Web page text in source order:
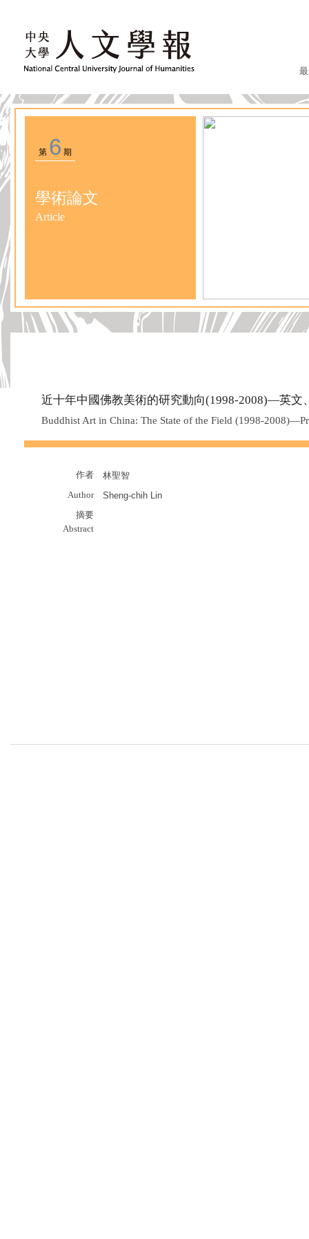
第 6期
學術論文
Article
近十年中國佛教美術的研究動向(1998-2008)—英文
Buddhist Art in China: The State of the Field (1998-
作者
林聖智
Author
Sheng-chih Lin
摘要
Abstract